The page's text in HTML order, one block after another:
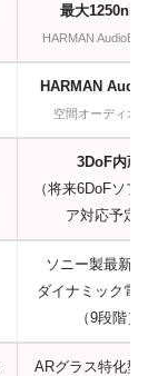
最大1250nit
HARMAN
HARMAN
空間オーディオ
3DoF内蔵
（将来6DoFソフ
ア対応予定
ソニー製最新
ダイナミック電
（9段階）
ARグラス特化型